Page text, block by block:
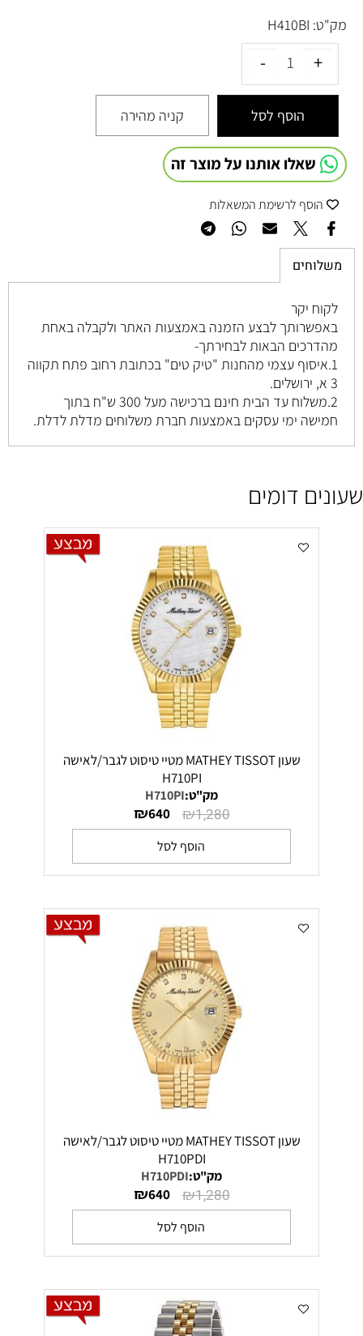
מק"ט: H410BI
הוסף לסל קניה מהירה
שאלו אותנו על מוצר זה
הוסף לרשימת המשאלות
משלוחים
לקוח יקר
באפשרותך לבצע הזמנה באמצעות האתר ולקבלה באחת
מהדרכים הבאות לבחירתך-
1.איסוף עצמי מהחנות "טיק טים" בכתובת רחוב
פתח תקווה
3 א, ירושלים
.
2.משלוח עד הבית חינם ברכישה מעל 300 ש"ח בתוך
חמישה ימי עסקים באמצעות חברת משלוחים מדלת לדלת.
שעונים דומים
שעון MATHEY TISSOT מטיי טיסוט לגבר/לאישה
H710PI
מק"ט:H710PI
₪1,280
₪640
הוסף לסל
שעון MATHEY TISSOT מטיי טיסוט לגבר/לאישה
H710PDI
מק"ט:H710PDI
₪1,280
₪640
הוסף לסל